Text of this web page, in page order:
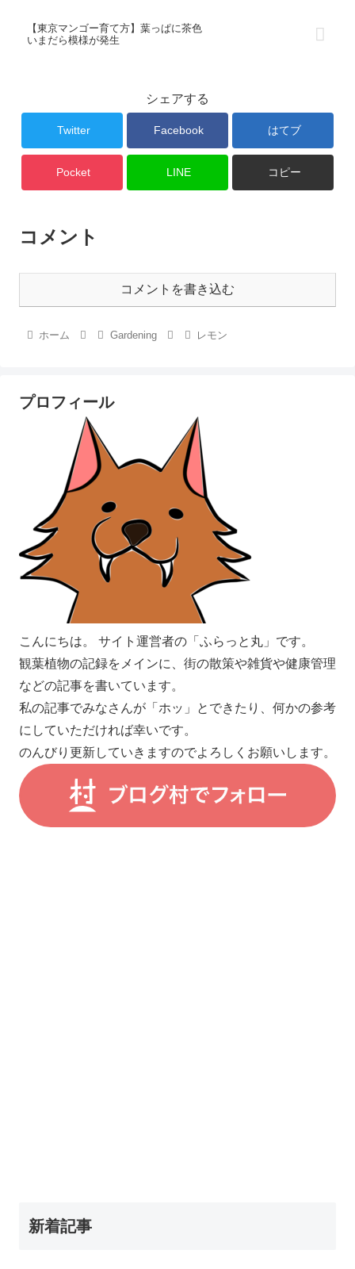
【東京マンゴー育て方】葉っぱに茶色
いまだら模様が発生
シェアする
Twitter Facebook はてブ
Pocket LINE コピー
コメント
コメントを書き込む
ホーム Gardening レモン
プロフィール
こんにちは。 サイト運営者の「ふらっと丸」です。
観葉植物の記録をメインに、街の散策や雑貨や健康管理
などの記事を書いています。
私の記事でみなさんが「ホッ」とできたり、何かの参考
にしていただければ幸いです。
のんびり更新していきますのでよろしくお願いします。
新着記事